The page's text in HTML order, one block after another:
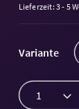
Variante
Lieferzeit: 3 - 5